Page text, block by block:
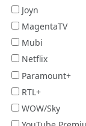
Joyn
MagentaTV
Mubi
Netflix
Paramount+
RTL+
WOW/Sky